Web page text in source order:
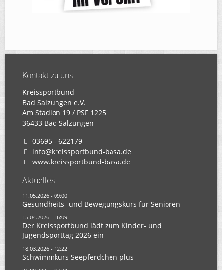
Kontakt zu uns
Kreissportbund
Bad Salzungen e.V.
Am Stadion 19 / PSF 1225
36433 Bad Salzungen
03695 - 622179
info@kreissportbund-basa.de
www.kreissportbund-basa.de
Aktuelles
11.05.2026 - 09:00
Gesundheits- und Bewegungskurs für Senioren
15.04.2026 - 16:09
Der Kreissportbund lädt zum Kinder- und
Jugendsporttag 2026 ein
18.03.2026 - 12:22
Schwimmkurs Seepferdchen plus